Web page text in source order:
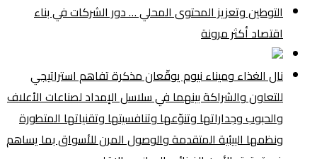
التوطين وتعزيز المحتوى المحلي … دور الشركات في بناء
اقتصاد أكثر مرونة
نال الغذاء وميناء نيوم يوقّعان مذكرة تفاهم استراتيجي
للتعاون والشراكة بينهما في سلاسل الإمداد لصناعات الأعلاف
والحبوب وجداراتها وتنوّعها وتنافسيتها وتقنياتها المتطورة
ونظمها البيئية المتقدمة والوصول المرن للأسواق بما يساهم